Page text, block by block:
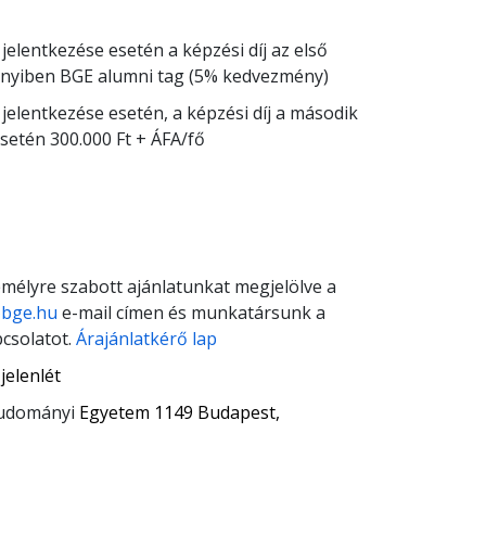
esetén a képzési díj az első
BGE alumni tag (5% kedvezmény)
esetén, a képzési díj a második
300.000 Ft + ÁFA/fő
szabott ajánlatunkat megjelölve a
e-mail címen és munkatársunk a
Árajánlatkérő lap
Egyetem 1149 Budapest,